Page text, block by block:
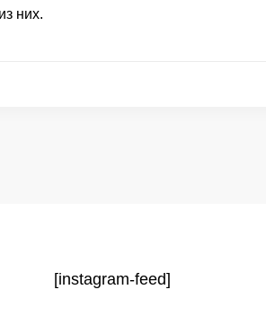
них.
[instagram-feed]